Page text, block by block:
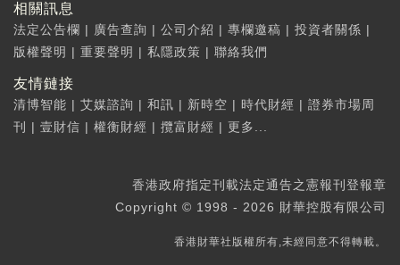
相關訊息
法定公告欄 | 廣告查詢 | 公司介紹 | 專欄邀稿 | 投資者關係 |
版權聲明 | 重要聲明 | 私隱政策 | 聯絡我們
友情鏈接
清博智能 | 艾媒諮詢 | 和訊 | 新時空 | 時代財經 | 證券市場周
刊
| 壹財信 | 權衡財經 | 攬富財經 | 更多...
香港政府指定刊載法定通告之憲報刊登報章
Copyright © 1998 - 2026 財華控股有限公司
香港財華社版權所有,未經同意不得轉載。